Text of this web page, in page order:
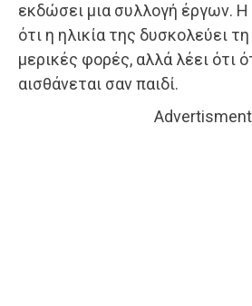
εκδώσει μια συλλογή έργων. Η
ότι η ηλικία της δυσκολεύει
μερικές φορές, αλλά λέει ότι
αισθάνεται σαν παιδί.
Advertisment